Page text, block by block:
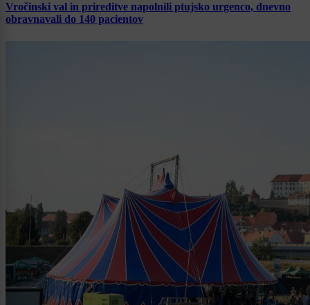
Vročinski val in prireditve napolnili ptujsko urgenco, dnevno
obravnavali do 140 pacientov